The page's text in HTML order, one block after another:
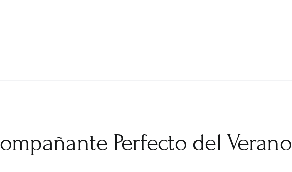
Perfecto del Verano